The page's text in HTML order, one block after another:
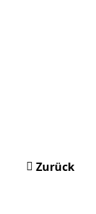
Zurück